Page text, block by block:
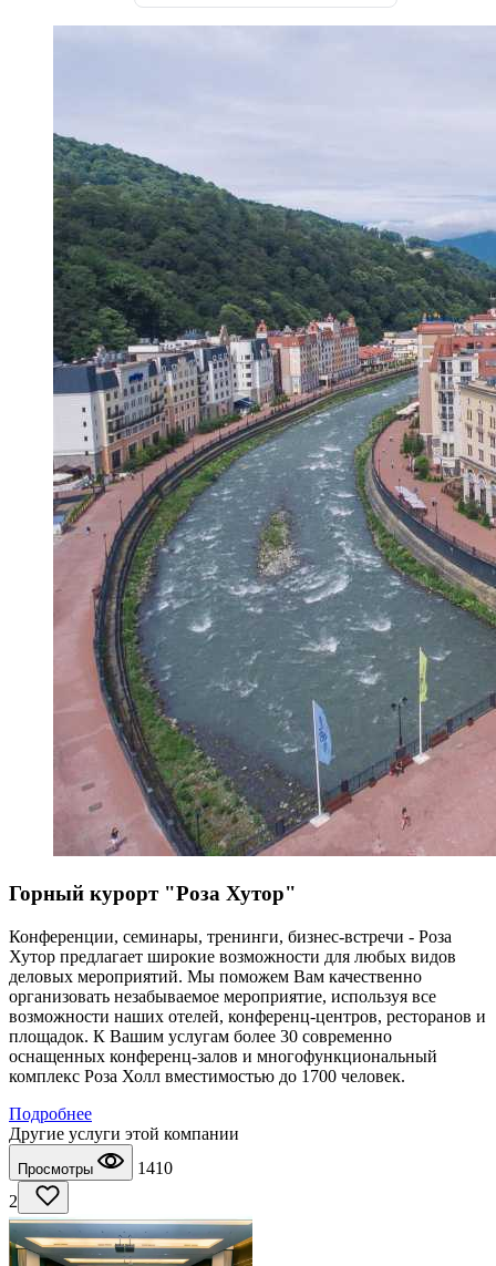
Горный курорт "Роза Хутор"
Конференции, семинары, тренинги, бизнес-встречи - Роза
Хутор предлагает широкие возможности для любых видов
деловых мероприятий. Мы поможем Вам качественно
организовать незабываемое мероприятие, используя все
возможности наших отелей, конференц-центров, ресторанов и
площадок. К Вашим услугам более 30 современно
оснащенных конференц-залов и многофункциональный
комплекс Роза Холл вместимостью до 1700 человек.
Подробнее
Другие услуги этой компании
Просмотры
1410
2